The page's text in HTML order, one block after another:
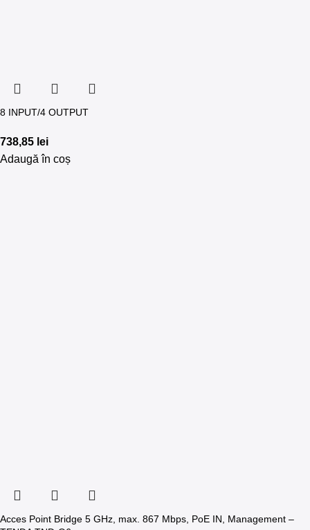
8 INPUT/4 OUTPUT
738,85 lei
Adaugă în coș
Acces Point Bridge 5 GHz, max. 867 Mbps, PoE IN, Management –